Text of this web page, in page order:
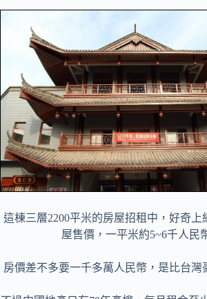
這棟三層2200平米的房屋招租中，好奇上
屋售價，一平米約5~6千人民
房價差不多要一千多萬人民幣，是比台灣